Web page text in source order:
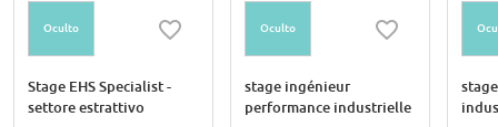
Oculto
Stage EHS Specialist -
settore estrattivo
Oculto
stage ingénieur
performance industrielle